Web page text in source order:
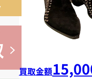
買取金額